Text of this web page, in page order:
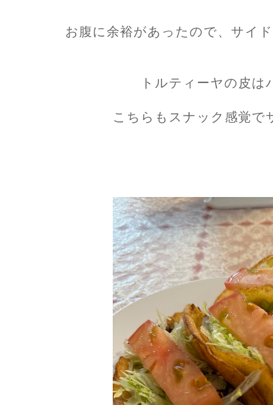
お腹に余裕があったので、サイ
トルティーヤの皮は
こちらもスナック感覚で